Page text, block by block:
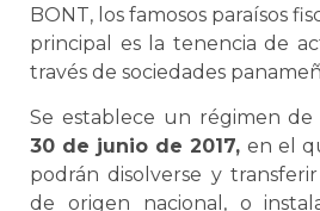
BONT, los famosos paraísos
principal es la tenencia de
través de sociedades
Se establece un régimen de
30 de junio de 2017, en el
podrán disolverse y
de origen nacional, o